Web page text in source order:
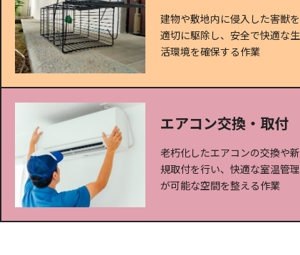
建物や敷地内に侵入した害獣を
適切に駆除し、安全で快適な生
活環境を確保する作業
エアコン交換・取付
老朽化したエアコンの交換や新
規取付を行い、快適な室温管理
が可能な空間を整える作業